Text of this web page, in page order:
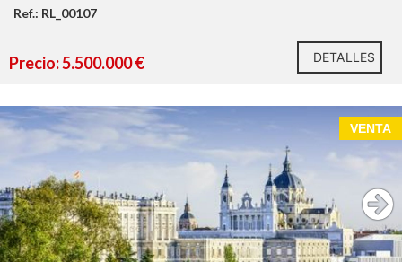
Ref.: RL_00107
Precio: 5.500.000 € DETALLES
VENTA